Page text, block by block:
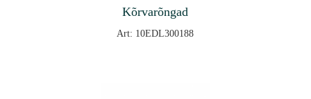
Kõrvarõngad
Art: 10EDL300188